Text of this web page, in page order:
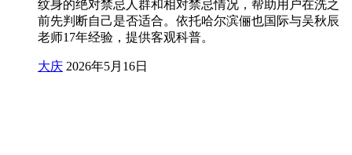
纹身的绝对禁忌人群和相对禁忌情况，帮助用户在洗之
前先判断自己是否适合。依托哈尔滨俪也国际与吴秋辰
老师17年经验，提供客观科普。
大庆 2026年5月16日